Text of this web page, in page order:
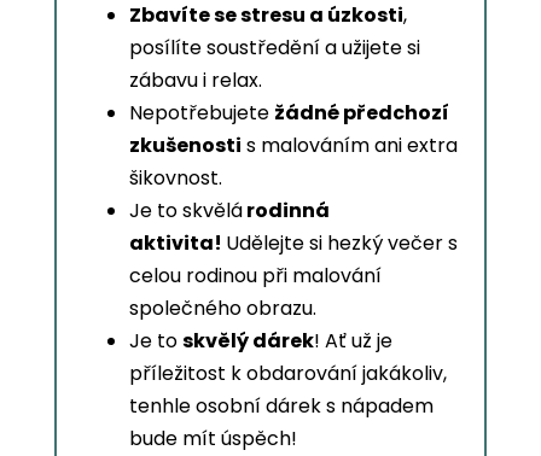
Zbavíte se stresu a úzkosti,
posílíte soustředění a užijete si
zábavu i relax.
Nepotřebujete žádné předchozí
zkušenosti s malováním ani extra
šikovnost.
Je to skvělárodinná
aktivita! Udělejte si hezký večer s
celou rodinou při malování
společného obrazu.
Je toskvělý dárek! Ať už je
příležitost k obdarování jakákoliv,
tenhle osobní dárek s nápadem
bude mít úspěch!